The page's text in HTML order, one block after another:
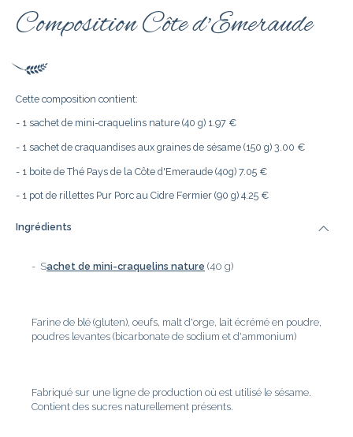
Composition Côte d'Emeraude
Cette composition contient:
- 1 sachet de mini-craquelins nature (40 g) 1.97 €
- 1 sachet de craquandises aux graines de sésame (150 g) 3.00 €
- 1 boite de Thé Pays de la Côte d'Emeraude (40g) 7.05 €
- 1 pot de rillettes Pur Porc au Cidre Fermier (90 g) 4.25 €
Ingrédients
- Sachet de mini-craquelins nature (40 g)
Farine de blé (gluten), oeufs, malt d'orge, lait écrémé en poudre,
poudres levantes (bicarbonate de sodium et d'ammonium)
Fabriqué sur une ligne de production où est utilisé le sésame.
Contient des sucres naturellement présents.